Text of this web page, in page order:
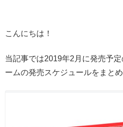
こんにちは！
当記事では2019年2月に発売予定
ームの発売スケジュールをまとめ